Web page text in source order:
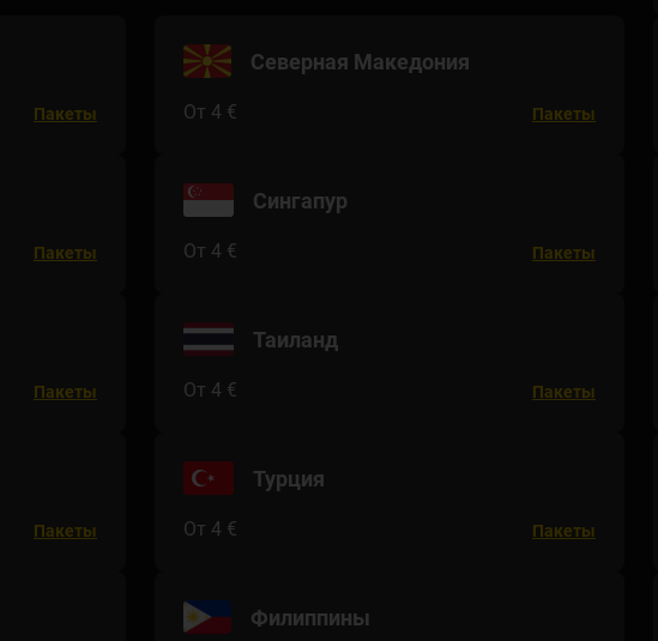
Пакеты
Северная Македония
От 4 € Пакеты
Пакеты
Сингапур
От 4 € Пакеты
Пакеты
Таиланд
От 4 € Пакеты
Пакеты
Турция
От 4 € Пакеты
Филиппины